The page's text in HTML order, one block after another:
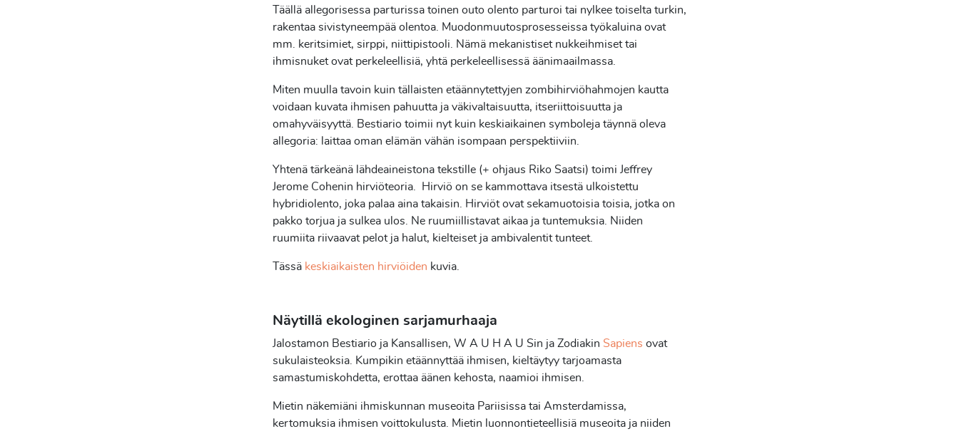
Täällä allegorisessa parturissa toinen outo olento parturoi tai nylkee toiselta turkin,
rakentaa sivistyneempää olentoa. Muodonmuutosprosesseissa työkaluina ovat
mm. keritsimiet, sirppi, niittipistooli. Nämä mekanistiset nukkeihmiset tai
ihmisnuket ovat perkeleellisiä, yhtä perkeleellisessä äänimaailmassa.
Miten muulla tavoin kuin tällaisten etäännytettyjen zombihirviöhahmojen kautta
voidaan kuvata ihmisen pahuutta ja väkivaltaisuutta, itseriittoisuutta ja
omahyväisyyttä. Bestiario toimii nyt kuin keskiaikainen symboleja täynnä oleva
allegoria: laittaa oman elämän vähän isompaan perspektiiviin.
Yhtenä tärkeänä lähdeaineistona tekstille (+ ohjaus Riko Saatsi) toimi Jeffrey
Jerome Cohenin hirviöteoria. Hirviö on se kammottava itsestä ulkoistettu
hybridiolento, joka palaa aina takaisin. Hirviöt ovat sekamuotoisia toisia, jotka on
pakko torjua ja sulkea ulos. Ne ruumiillistavat aikaa ja tuntemuksia. Niiden
ruumiita riivaavat pelot ja halut, kielteiset ja ambivalentit tunteet.
Tässä keskiaikaisten hirviöiden kuvia.
Näytillä ekologinen sarjamurhaaja
Jalostamon Bestiario ja Kansallisen, W A U H A U Sin ja Zodiakin Sapiens ovat
sukulaisteoksia. Kumpikin etäännyttää ihmisen, kieltäytyy tarjoamasta
samastumiskohdetta, erottaa äänen kehosta, naamioi ihmisen.
Mietin näkemiäni ihmiskunnan museoita Pariisissa tai Amsterdamissa,
kertomuksia ihmisen voittokulusta. Mietin luonnontieteellisiä museoita ja niiden